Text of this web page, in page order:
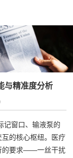
与精准度分析
记窗口、输液泵的
的核心枢纽。医疗
的要求——一丝干扰